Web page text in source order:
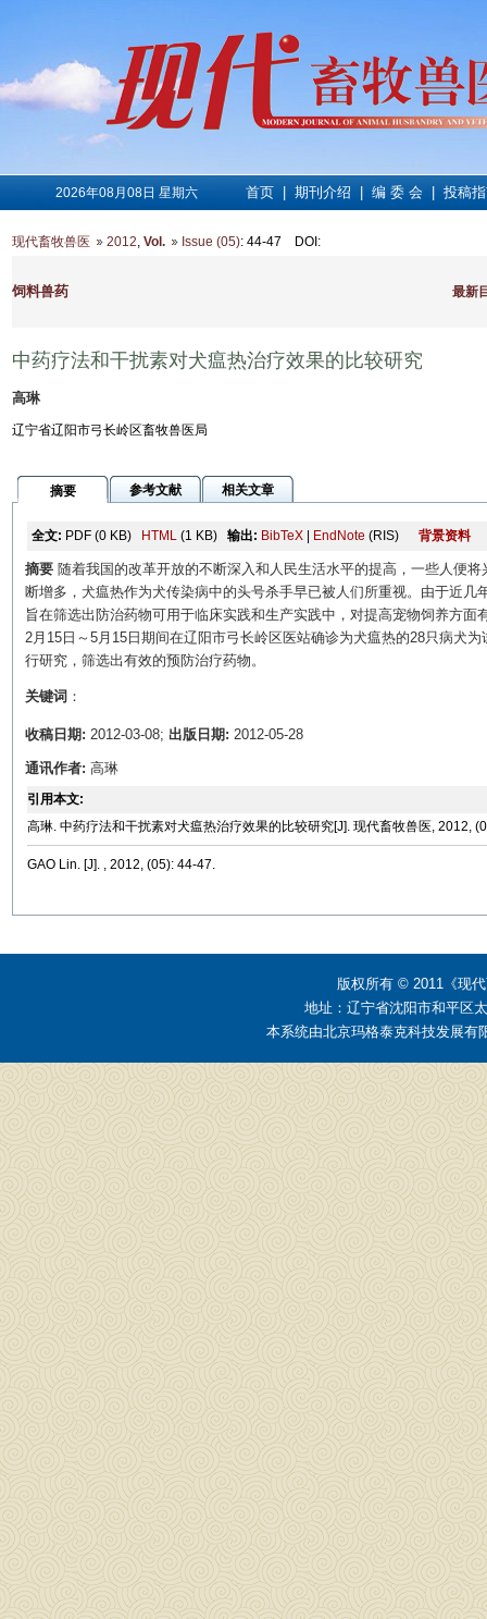
2026年08月08日 星期六 首页 期刊介绍 编 委 会 投稿
现代畜牧兽医 2012, Vol. Issue (05): 44-47 DOI :
饲料兽药 最新
中药疗法和干扰素对犬瘟热治疗效果的比较研究
高琳
辽宁省辽阳市弓长岭区畜牧兽医局
摘要 参考文献 相关文章
全文: PDF(0 KB) HTML(1 KB) 输出: BibTeX| EndNote (RIS) 背景资料
摘要随着我国的改革开放的不断深入和人民生活水平的提高，一些人便
断增多，犬瘟热作为犬传染病中的头号杀手早已被人们所重视。由于近
旨在筛选出防治药物可用于临床实践和生产实践中，对提高宠物饲养方
2月15日～5月15日期间在辽阳市弓长岭区医站确诊为犬瘟热的28只病犬
行研究，筛选出有效的预防治疗药物。
关键词 ：
收稿日期: 2012-03-08; 出版日期: 2012-05-28
通讯作者: 高琳
引用本文:
高琳. 中药疗法和干扰素对犬瘟热治疗效果的比较研究[J]. 现代畜牧兽医, 2012,
GAO Lin. [J]. , 2012, (05): 44-47.
版权所有 © 2011《现
地址：辽宁省沈阳市和平区
本系统由北京玛格泰克科技发展有